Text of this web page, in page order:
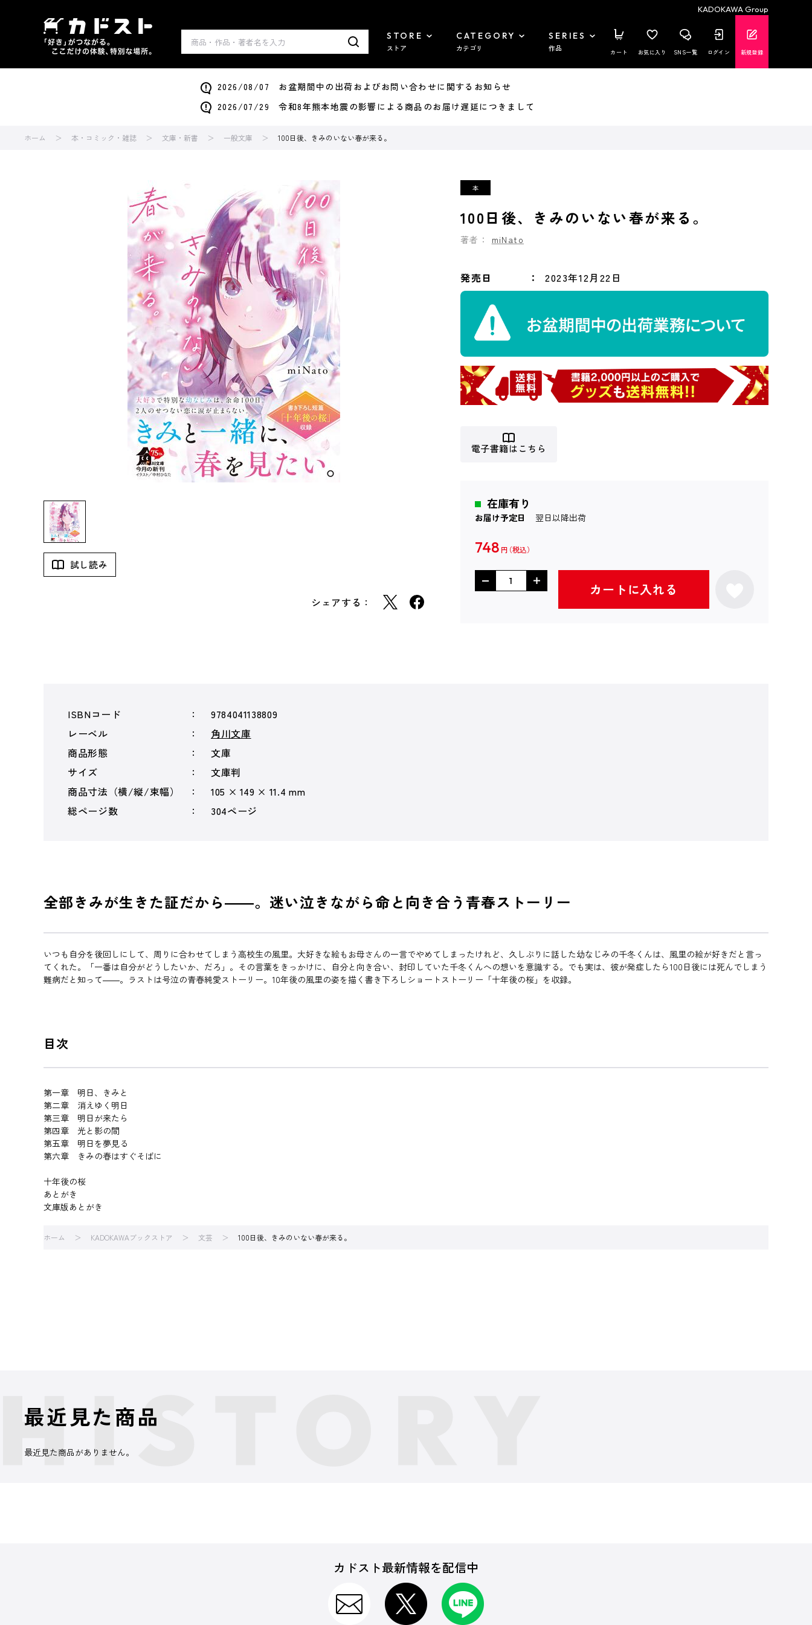
KADOKAWA Group
STORE
ストア
CATEGORY
カテゴリ
SERIES
作品 カート お気に入り SNS一覧 ログイン 新規登録
2026/08/07 お盆期間中の出荷およびお問い合わせに関するお知らせ
2026/07/29 令和8年熊本地震の影響による商品のお届け遅延につきまして
ホーム 本・コミック・雑誌 文庫・新書 一般文庫 100日後、きみのいない春が来る。
試し読み
シェアする：
100日後、きみのいない春が来る。
著者： miNato
発売日 2023年12月22日
電子書籍はこちら
在庫有り
お届け予定日 翌日以降出荷
748 円
カートに入れる
ISBNコード
9784041138809
レーベル
角川文庫
商品形態
文庫
サイズ
文庫判
商品寸法（横/縦/束幅）
105 × 149 × 11.4 mm
総ページ数
304ページ
全部きみが生きた証だから――。迷い泣きながら命と向き合う青春ストーリー
いつも自分を後回しにして、周りに合わせてしまう高校生の風里。大好きな絵もお母さんの一言でやめてしまったけれど、久しぶりに話した幼なじみの千冬くんは、風里の絵が好きだと言っ
てくれた。「一番は自分がどうしたいか、だろ」。その言葉をきっかけに、自分と向き合い、封印していた千冬くんへの想いを意識する。でも実は、彼が発症したら100日後には死んでしまう
難病だと知って――。ラストは号泣の青春純愛ストーリー。10年後の風里の姿を描く書き下ろしショートストーリー「十年後の桜」を収録。
目次
第一章 明日、きみと
第二章 消えゆく明日
第三章 明日が来たら
第四章 光と影の間
第五章 明日を夢見る
第六章 きみの春はすぐそばに
十年後の桜
あとがき
文庫版あとがき
ホーム KADOKAWAブックストア 文芸 100日後、きみのいない春が来る。
最近見た商品
最近見た商品がありません。
カドスト最新情報を配信中